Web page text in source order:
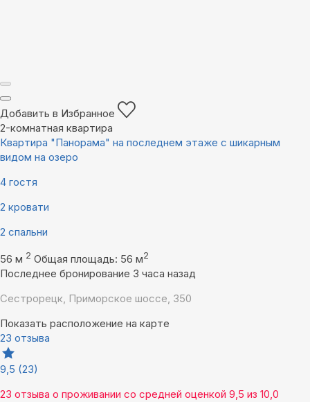
Добавить в Избранное
2-комнатная квартира
Квартира "Панорама" на последнем этаже с шикарным
видом на озеро
4 гостя
2 кровати
2 спальни
56 м 2 Общая площадь: 56 м2
Последнее бронирование 3 часа назад
Сестрорецк, Приморское шоссе, 350
Показать расположение на карте
23 отзыва
9,5 (23)
23 отзыва о проживании со средней оценкой 9,5 из 10,0